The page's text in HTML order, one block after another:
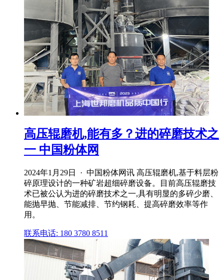
高压辊磨机,能有多？进的碎磨技术之
一 中国粉体网
2024年1月29日 · 中国粉体网讯 高压辊磨机,基于料层粉
碎原理设计的一种矿岩超细碎磨设备。目前高压辊磨技
术已被公认为进的碎磨技术之一,具有明显的多碎少磨、
能抛早抛、节能减排、节约钢耗、提高碎磨效率等作
用。
联系电话: 180 3780 8511